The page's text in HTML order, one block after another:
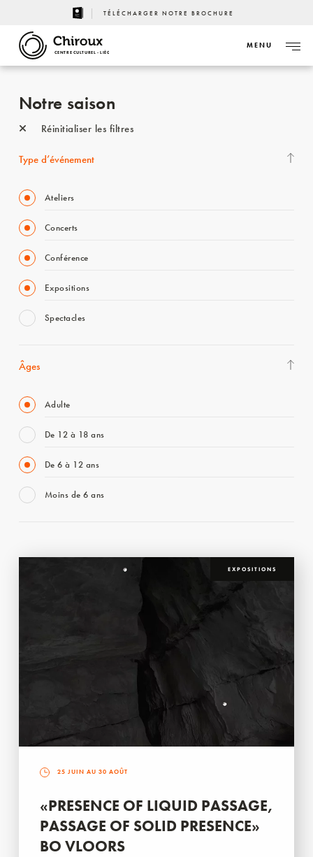
TÉLÉCHARGER NOTRE BROCHURE
CENTRE CULTUREL - LIÈGE
MENU
Notre saison
Réinitialiser les filtres
Type d’événement
Ateliers
Concerts
Conférence
Expositions
Spectacles
Âges
Adulte
De 12 à 18 ans
De 6 à 12 ans
Moins de 6 ans
EXPOSITIONS
25 JUIN AU 30 AOÛT
«PRESENCE OF LIQUID PASSAGE,
PASSAGE OF SOLID PRESENCE»
BO VLOORS